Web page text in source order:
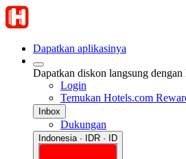
Dapatkan aplikasinya
Dapatkan diskon langsung
Login
Temukan Hotels.com
Inbox
Dukungan
Indonesia · IDR · ID